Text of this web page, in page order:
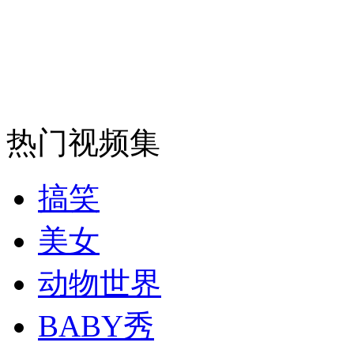
热门视频集
搞笑
美女
动物世界
BABY秀